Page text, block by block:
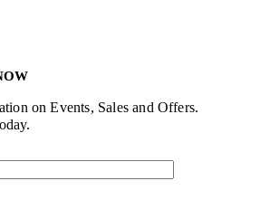
on Events, Sales and Offers.